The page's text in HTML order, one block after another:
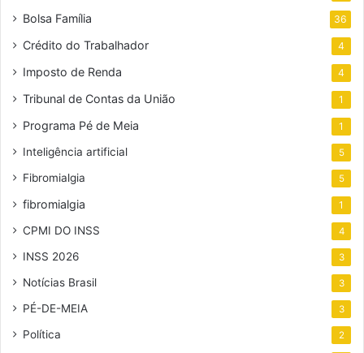
Bolsa Família 36
Crédito do Trabalhador 4
Imposto de Renda 4
Tribunal de Contas da União 1
Programa Pé de Meia 1
Inteligência artificial 5
Fibromialgia 5
fibromialgia 1
CPMI DO INSS 4
INSS 2026 3
Notícias Brasil 3
PÉ-DE-MEIA 3
Política 2